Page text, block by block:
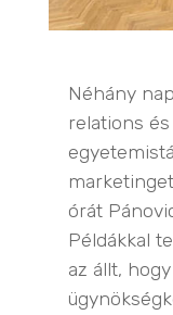
Néhány
relations
órát
Példákkal
az állt,